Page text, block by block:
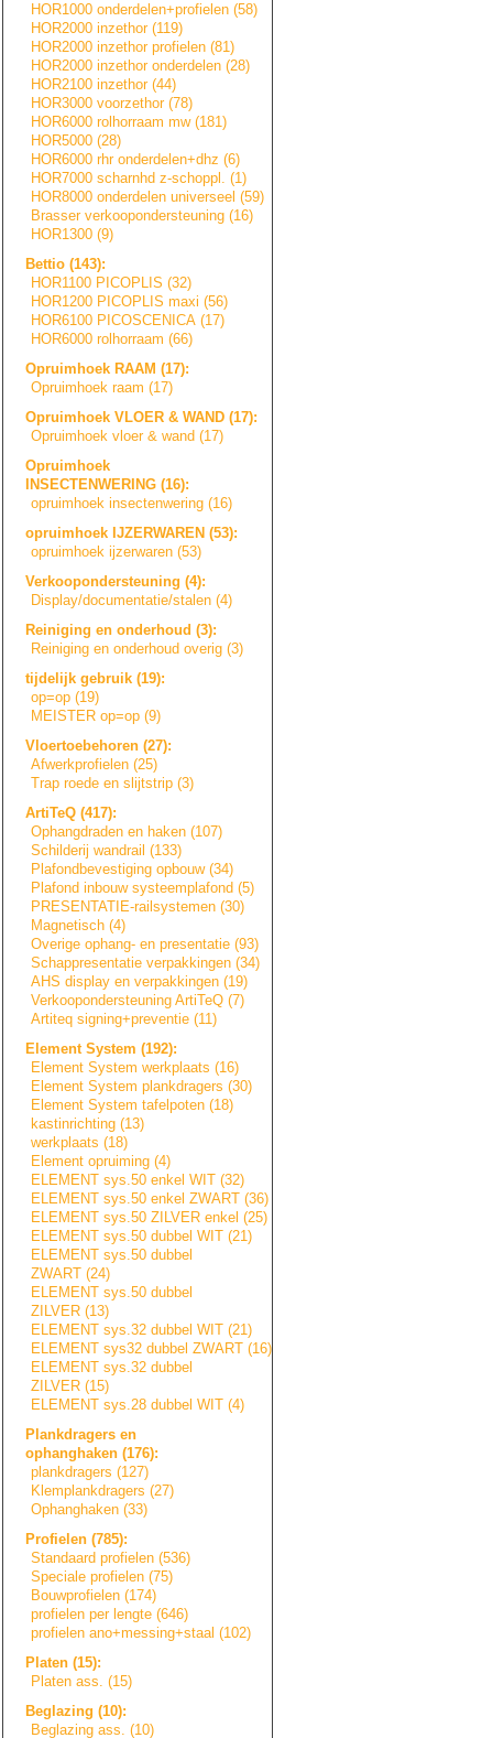
HOR1000 onderdelen+profie en (58)
HOR2000 inzethor (119)
HOR2000 inzethor profielen (81)
HOR2000 inzethor onderdelen (28)
HOR2100 inzethor (44)
HOR3000 voorzethor (78)
HOR6000 rolhorraam mw (181)
HOR5000 (28)
HOR6000 rhr onderdelen+dhz (6)
HOR7000 scharnhd z-schoppl. (1)
HOR8000 onderdelen universeel (59)
Brasser verkoopondersteuning (16)
HOR1300 (9)
Bettio (143):
HOR1100 PICOPLIS (32)
HOR1200 PICOPLIS maxi (56)
HOR6100 PICOSCENICA (17)
HOR6000 rolhorraam (66)
Opruimhoek RAAM (17):
Opruimhoek raam (17)
Opruimhoek VLOER & WAND (17):
Opruimhoek vloer & wand (17)
Opruimhoek
INSECTENWERING (16):
opruimhoek insectenwering (16)
opruimhoek IJZERWAREN (53):
opruimhoek ijzerwaren (53)
Verkoopondersteuning (4):
Display/documentatie/stalen (4)
Reiniging en onderhoud (3):
Reiniging en onderhoud overig (3)
tijdelijk gebruik (19):
op=op (19)
MEISTER op=op (9)
Vloertoebehoren (27):
Afwerkprofielen (25)
Trap roede en slijtstrip (3)
ArtiTeQ (417):
Ophangdraden en haken (107)
Schilderij wandrail (133)
Plafondbevestiging opbouw (34)
Plafond inbouw systeemplafond (5)
PRESENTATIE-rail systemen (30)
Magnetisch (4)
Overige ophang- en presentatie (93)
Schappresentatie verpakkingen (34)
AHS display en verpakkingen (19)
Verkoopondersteuning ArtiTeQ (7)
Artiteq signing+preventie (11)
Element System (192):
Element System werkplaats (16)
Element System plankdragers (30)
Element System tafelpoten (18)
kastinrichting (13)
werkplaats (18)
Element opruiming (4)
ELEMENT sys.50 enkel WIT (32)
ELEMENT sys.50 enkel ZWART (36)
ELEMENT sys.50 ZILVER enkel (25)
ELEMENT sys.50 dubbel WIT (21)
ELEMENT sys.50 dubbel
ZWART (24)
ELEMENT sys.50 dubbel
ZILVER (13)
ELEMENT sys.32 dubbel WIT (21)
ELEMENT sys32 dubbel ZWART (16)
ELEMENT sys.32 dubbel
ZILVER (15)
ELEMENT sys.28 dubbel WIT (4)
Plankdragers en
ophanghaken (176):
plankdragers (127)
Klemplankdragers (27)
Ophanghaken (33)
Profielen (785):
Standaard profielen (536)
Speciale profielen (75)
Bouwprofielen (174)
profielen per lengte (646)
profielen ano+messing+staal (102)
Platen (15):
Platen ass. (15)
Beglazing (10):
Beglazing ass. (10)